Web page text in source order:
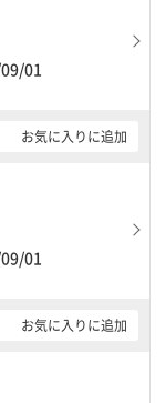
01
お気に入りに追加
01
お気に入りに追加